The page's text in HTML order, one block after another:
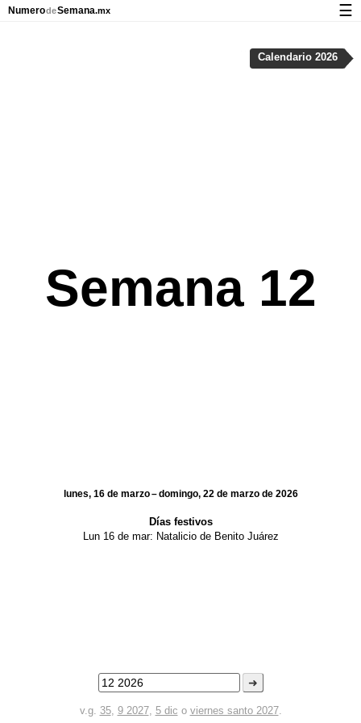
Semana 12
lunes, 16 de marzo – domingo, 22 de marzo de 2026
Días festivos
Lun 16 de mar: Natalicio de Benito Juárez
➜
v.g. 35, 9 2027, 5 dic o viernes santo 2027.
Calendario 2026
NumerodeSemana.mx ☰